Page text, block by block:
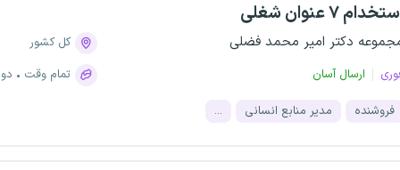
۷ عنوان شغلی
دکتر امیر محمد فضلی
ارسال آسان
کل کشور
تمام وقت
فروشنده مدیر منابع انسانی ...